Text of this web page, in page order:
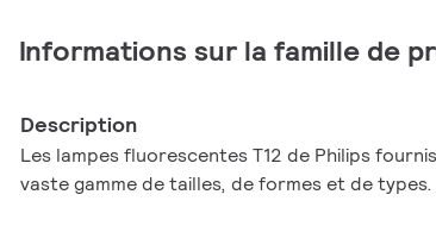
Informations sur la famille de
Description
Les lampes fluorescentes T12 de Philips
vaste gamme de tailles, de formes et de types.